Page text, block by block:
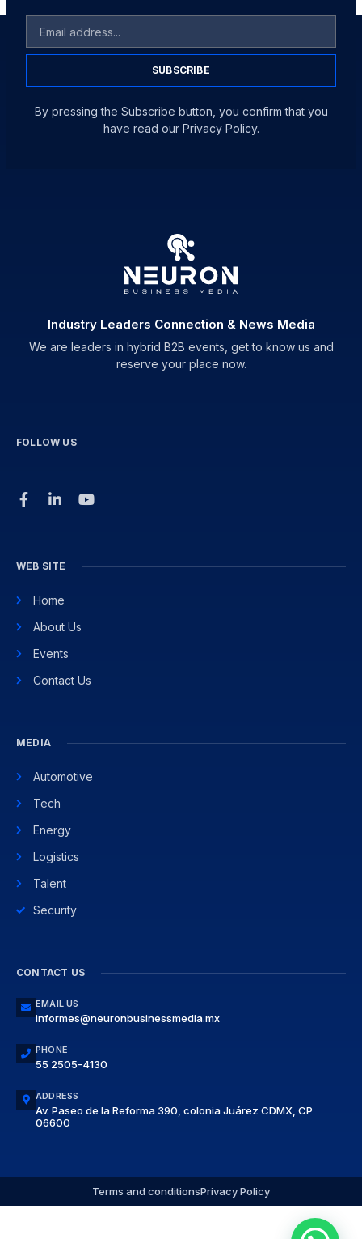
SUBSCRIBE
By pressing the Subscribe button, you confirm that you
have read our Privacy Policy.
Industry Leaders Connection & News Media
We are leaders in hybrid B2B events, get to know us and
reserve your place now.
FOLLOW US
WEB SITE
Home
About Us
Events
Contact Us
MEDIA
Automotive
Tech
Energy
Logistics
Talent
Security
CONTACT US
EMAIL US
informes@neuronbusinessmedia.mx
PHONE
55 2505-4130
ADDRESS
Av. Paseo de la Reforma 390, colonia Juárez CDMX, CP
06600
Terms and conditionsPrivacy Policy